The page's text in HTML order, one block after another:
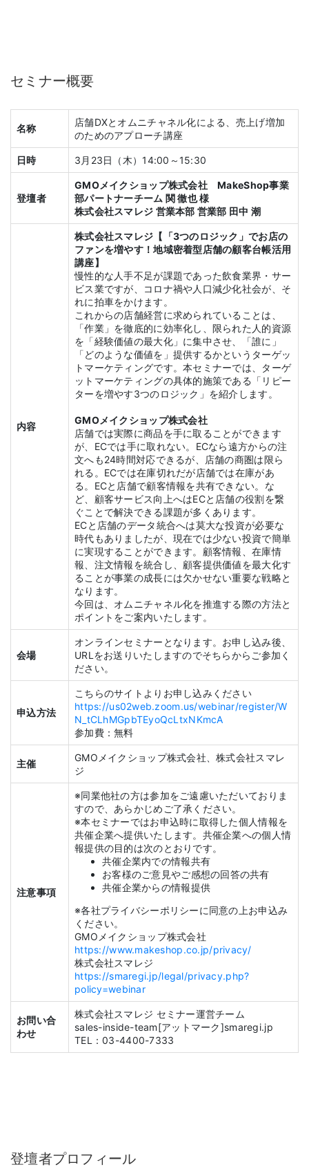
セミナー概要
名称
店舗DXとオムニチャネル化による、売上げ増加
のためのアプローチ講座
日時 3月23日（木）14:00～15:30
登壇者
GMOメイクショップ株式会社
MakeShop事業
部パートナーチーム 関 徹也様
株式会社スマレジ 営業本部 営業部 田中 潮
内容
株式会社スマレジ【「3つのロジック」でお店の
ファンを増やす！地域密着型店舗の顧客台帳活用
講座】
慢性的な人手不足が課題であった飲食業界・サー
ビス業ですが、コロナ禍や人口減少化社会が、そ
れに拍車をかけます。
これからの店舗経営に求められていることは、
「作業」を徹底的に効率化し、限られた人的資源
を「経験価値の最大化」に集中させ、「誰に」
「どのような価値を」提供するかというターゲッ
トマーケティングです。本セミナーでは、ターゲ
ットマーケティングの具体的施策である「リピー
ターを増やす3つのロジック」を紹介します。
GMOメイクショップ株式会社
店舗では実際に商品を手に取ることができます
が、ECでは手に取れない。ECなら遠方からの注
文へも24時間対応できるが、店舗の商圏は限ら
れる。ECでは在庫切れだが店舗では在庫があ
る。ECと店舗で顧客情報を共有できない。な
ど、顧客サービス向上へはECと店舗の役割を繋
ぐことで解決できる課題が多くあります。
ECと店舗のデータ統合へは莫大な投資が必要な
時代もありましたが、現在では少ない投資で簡単
に実現することができます。顧客情報、在庫情
報、注文情報を統合し、顧客提供価値を最大化す
ることが事業の成長には欠かせない重要な戦略と
なります。
今回は、オムニチャネル化を推進する際の方法と
ポイントをご案内いたします。
会場
オンラインセミナーとなります。お申し込み後、
URLをお送りいたしますのでそちらからご参加く
ださい。
申込方法
こちらのサイトよりお申し込みください
https://us02web.zoom.us/webinar/register/W
N_tCLhMGpbTEyoQcLtxNKmcA
参加費：無料
主催
GMOメイクショップ株式会社、株式会社スマレ
ジ
注意事項
※同業他社の方は参加をご遠慮いただいておりま
すので、あらかじめご了承ください。
※本セミナーではお申込時に取得した個人情報を
共催企業へ提供いたします。共催企業への個人情
報提供の目的は次のとおりです。
共催企業内での情報共有
お客様のご意見やご感想の回答の共有
共催企業からの情報提供
※各社プライバシーポリシーに同意の上お申込み
ください。
GMOメイクショップ株式会社
https://www.makeshop.co.jp/privacy/
株式会社スマレジ
https://smaregi.jp/legal/privacy.php?
policy=webinar
お問い合
わせ
株式会社スマレジ セミナー運営チーム
sales-inside-team[アットマーク]smaregi.jp
TEL：03-4400-7333
登壇者プロフィール